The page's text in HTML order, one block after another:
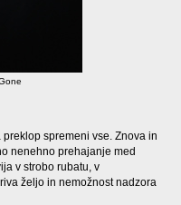
spremeni vse. Znova in
nenehno prehajanje med
v strobo rubatu, v
željo in nemožnost nadzora